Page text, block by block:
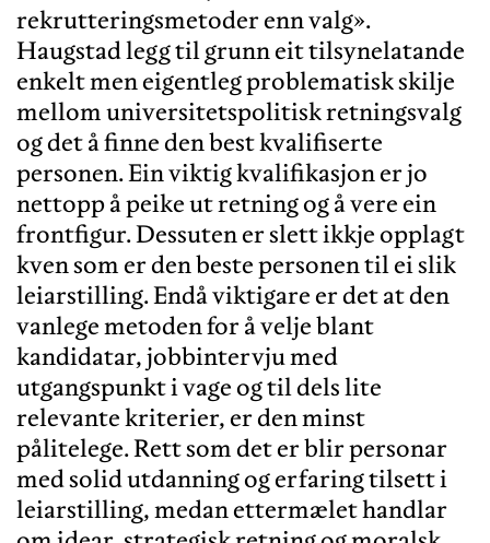
rekrutteringsmetoder enn valg».
Haugstad legg til grunn eit tilsynelatande
enkelt men eigentleg problematisk skilje
mellom universitetspolitisk retningsvalg
og det å finne den best kvalifiserte
personen. Ein viktig kvalifikasjon er jo
nettopp å peike ut retning og å vere ein
frontfigur. Dessuten er slett ikkje opplagt
kven som er den beste personen til ei slik
leiarstilling. Endå viktigare er det at den
vanlege metoden for å velje blant
kandidatar, jobbintervju med
utgangspunkt i vage og til dels lite
relevante kriterier, er den minst
pålitelege. Rett som det er blir personar
med solid utdanning og erfaring tilsett i
leiarstilling, medan ettermælet handlar